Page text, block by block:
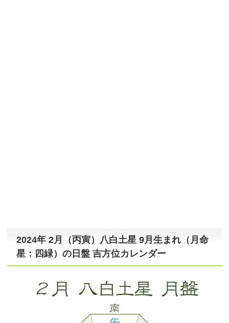
2024年 2月（丙寅）八白土星 9月生まれ（月命
星：四緑）の日盤 吉方位カレンダー